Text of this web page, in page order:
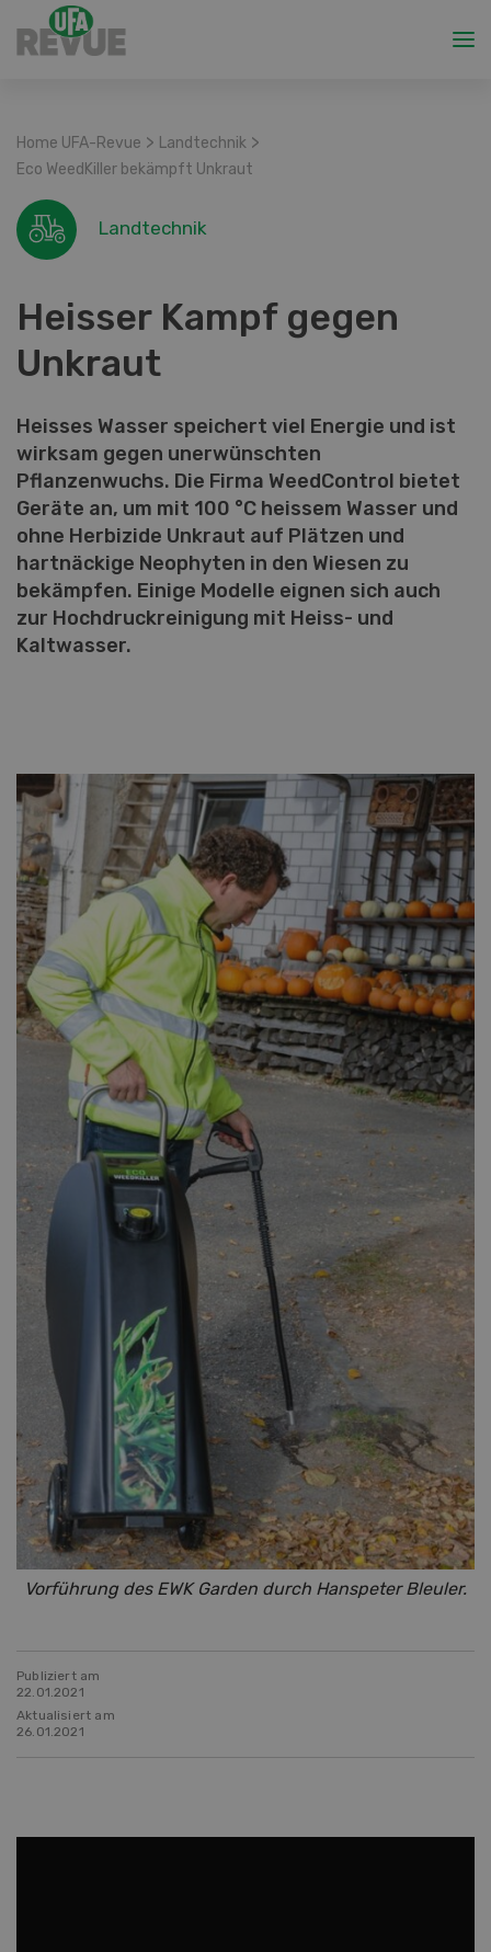
Home UFA-Revue > Landtechnik >
Eco WeedKiller bekämpft Unkraut
Landtechnik
Heisser Kampf gegen
Unkraut
Heisses Wasser speichert viel Energie und ist
wirksam gegen unerwünschten
Pflanzenwuchs. Die Firma WeedControl bietet
Geräte an, um mit 100 °C heissem Wasser und
ohne Herbizide Unkraut auf Plätzen und
hartnäckige Neophyten in den Wiesen zu
bekämpfen. Einige Modelle eignen sich auch
zur Hochdruckreinigung mit Heiss- und
Kaltwasser.
Vorführung des EWK Garden durch Hanspeter Bleuler.
Publiziert am
22.01.2021
Aktualisiert am
26.01.2021